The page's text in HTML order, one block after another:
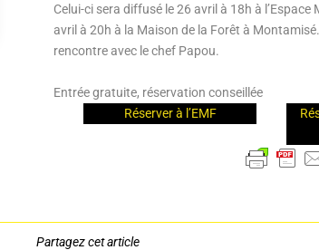
Celui-ci sera diffusé le 26 avril à 18h à l’Espace
avril à 20h à la Maison de la Forêt à
rencontre avec le chef Papou.
Entrée gratuite, réservation conseillée
Réserver à l’EMF
Partagez cet article